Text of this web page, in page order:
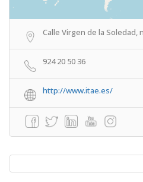
Calle Virgen de la Soledad,
924 20 50 36
http://www.itae.es/